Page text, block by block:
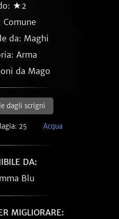
★2
Comune
da: Maghi
Arma
da Mago
dagli scrigni
25 Acqua
DA:
Blu
MIGLIORARE: